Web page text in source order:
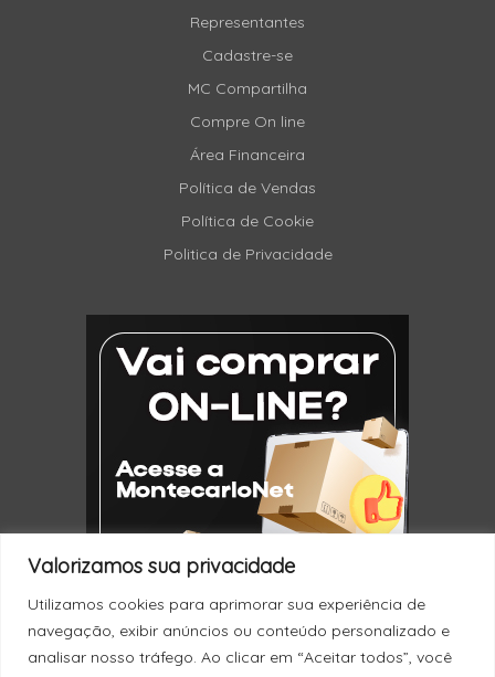
Valorizamos sua privacidade
Utilizamos cookies para aprimorar sua experiência de
navegação, exibir anúncios ou conteúdo personalizado e
analisar nosso tráfego. Ao clicar em “Aceitar todos”, você
Representantes
Cadastre-se
MC Compartilha
Compre On line
Área Financeira
Política de Vendas
Política de Cookie
Politica de Privacidade